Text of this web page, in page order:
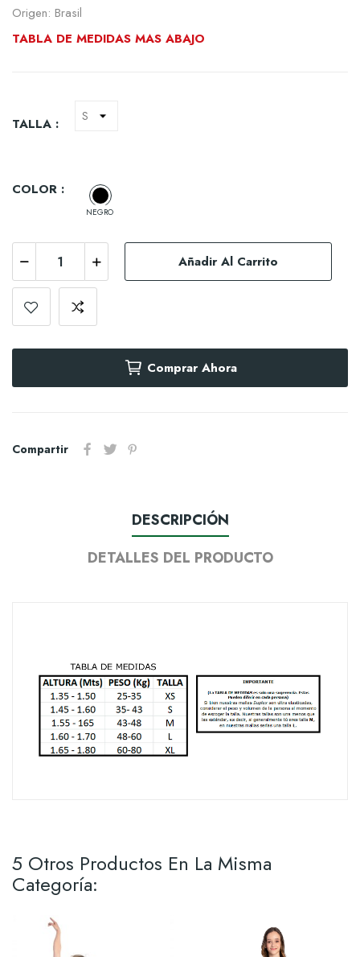
Origen: Brasil
TABLA DE MEDIDAS MAS ABAJO
TALLA :
COLOR :
NEGRO
Añadir Al Carrito
Comprar Ahora
Compartir
DESCRIPCIÓN
DETALLES DEL PRODUCTO
5 Otros Productos En La Misma
Categoría: